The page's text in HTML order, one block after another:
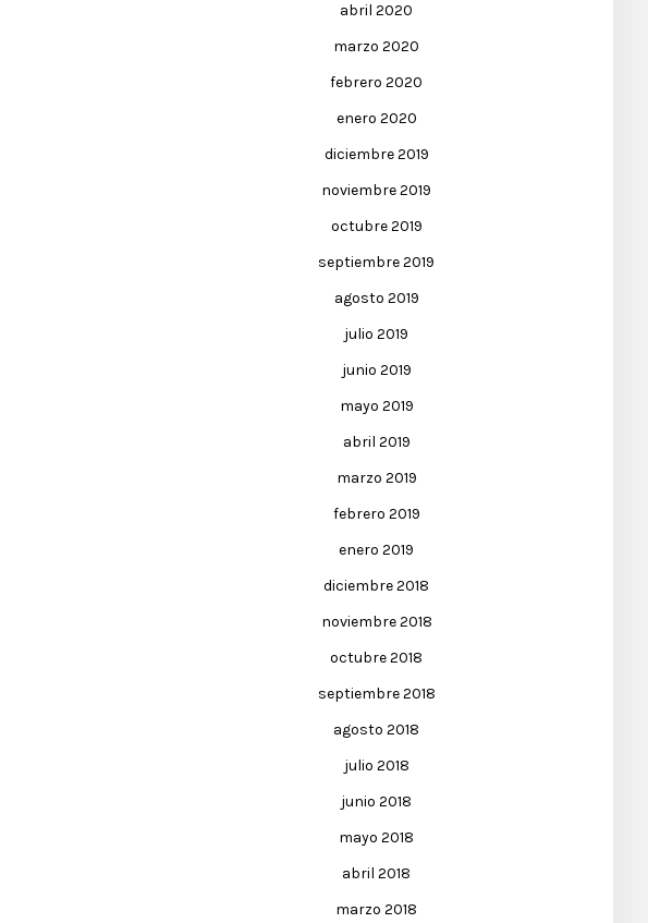
abril 2020
marzo 2020
febrero 2020
enero 2020
diciembre 2019
noviembre 2019
octubre 2019
septiembre 2019
agosto 2019
julio 2019
junio 2019
mayo 2019
abril 2019
marzo 2019
febrero 2019
enero 2019
diciembre 2018
noviembre 2018
octubre 2018
septiembre 2018
agosto 2018
julio 2018
junio 2018
mayo 2018
abril 2018
marzo 2018